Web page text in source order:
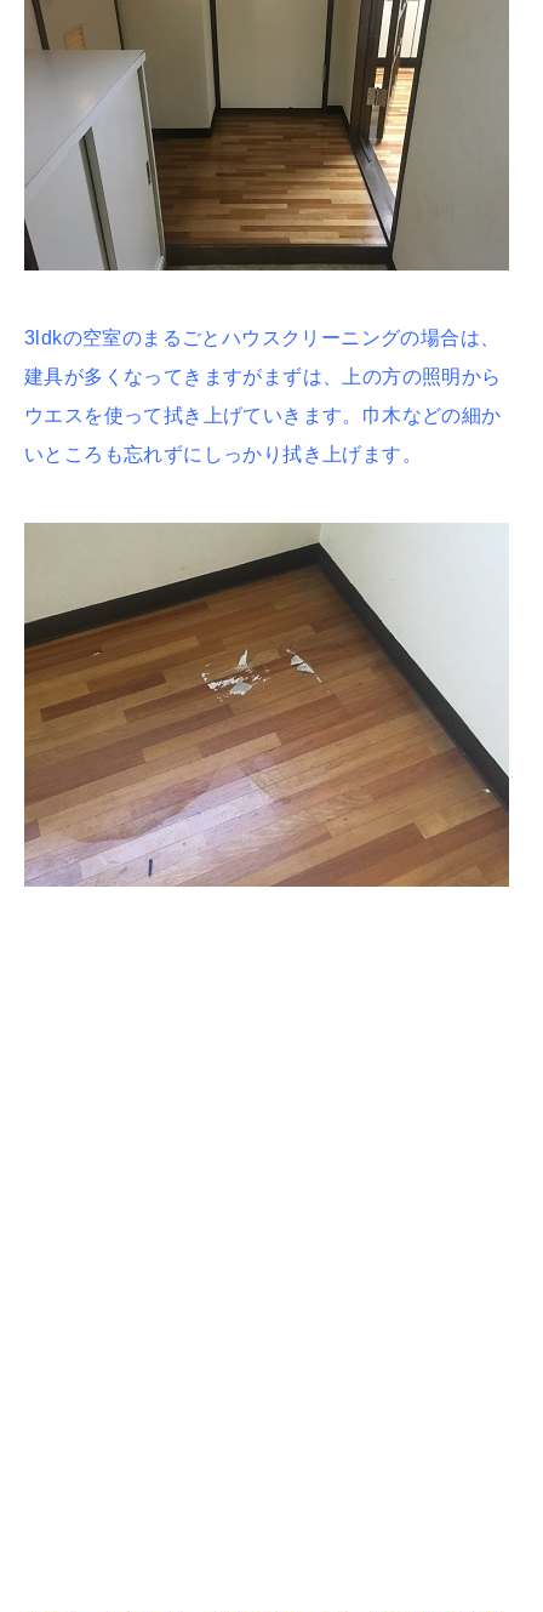
3ldkの空室のまるごとハウスクリーニングの場合は、
建具が多くなってきますがまずは、上の方の照明から
ウエスを使って拭き上げていきます。巾木などの細か
いところも忘れずにしっかり拭き上げます。